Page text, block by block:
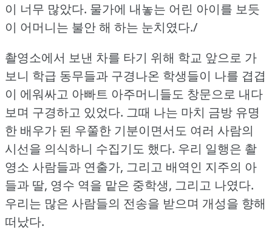
이 너무 많았다. 물가에 내놓는 어린 아이를 보듯
이 어머니는 불안 해 하는 눈치였다./
촬영소에서 보낸 차를 타기 위해 학교 앞으로 가
보니 학급 동무들과 구경나온 학생들이 나를 겹겹
이 에워싸고 아빠트 아주머니들도 창문으로 내다
보며 구경하고 있었다. 그때 나는 마치 금방 유명
한 배우가 된 우쭐한 기분이면서도 여러 사람의
시선을 의식하니 수집기도 했다. 우리 일행은 촬
영소 사람들과 연출가, 그리고 배역인 지주의 아
들과 딸, 영수 역을 맡은 중학생, 그리고 나였다.
우리는 많은 사람들의 전송을 받으며 개성을 향해
떠났다.